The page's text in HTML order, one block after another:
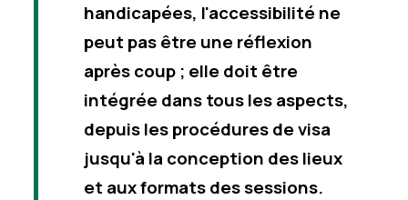
handicapées, l'accessibilité ne
peut pas être une réflexion
après coup ; elle doit être
intégrée dans tous les aspects,
depuis les procédures de visa
jusqu'à la conception des lieux
et aux formats des sessions.